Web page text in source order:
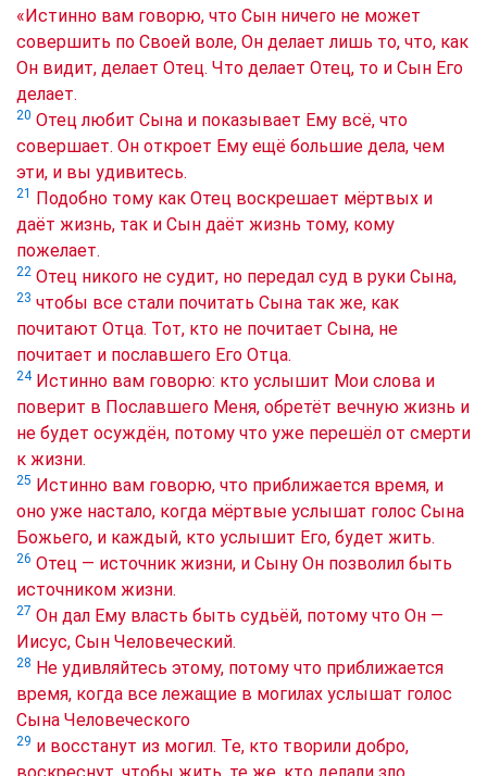
«Истинно вам говорю, что Сын ничего не может
совершить по Своей воле, Он делает лишь то, что, как
Он видит, делает Отец. Что делает Отец, то и Сын Его
делает.
20 Отец любит Сына и показывает Ему всё, что
совершает. Он откроет Ему ещё большие дела, чем
эти, и вы удивитесь.
21 Подобно тому как Отец воскрешает мёртвых и
даёт жизнь, так и Сын даёт жизнь тому, кому
пожелает.
22 Отец никого не судит, но передал суд в руки Сына,
23 чтобы все стали почитать Сына так же, как
почитают Отца. Тот, кто не почитает Сына, не
почитает и пославшего Его Отца.
24 Истинно вам говорю: кто услышит Мои слова и
поверит в Пославшего Меня, обретёт вечную жизнь и
не будет осуждён, потому что уже перешёл от смерти
к жизни.
25 Истинно вам говорю, что приближается время, и
оно уже настало, когда мёртвые услышат голос Сына
Божьего, и каждый, кто услышит Его, будет жить.
26 Отец — источник жизни, и Сыну Он позволил быть
источником жизни.
27 Он дал Ему власть быть судьёй, потому что Он —
Иисус, Сын Человеческий.
28 Не удивляйтесь этому, потому что приближается
время, когда все лежащие в могилах услышат голос
Сына Человеческого
29 и восстанут из могил. Те, кто творили добро,